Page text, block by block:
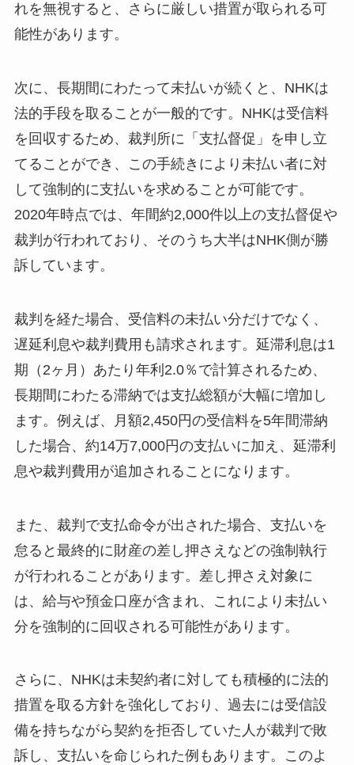
れを無視すると、さらに厳しい措置が取られる可
能性があります。
次に、長期間にわたって未払いが続くと、NHKは
法的手段を取ることが一般的です。NHKは受信料
を回収するため、裁判所に「支払督促」を申し立
てることができ、この手続きにより未払い者に対
して強制的に支払いを求めることが可能です。
2020年時点では、年間約2,000件以上の支払督促や
裁判が行われており、そのうち大半はNHK側が勝
訴しています。
裁判を経た場合、受信料の未払い分だけでなく、
遅延利息や裁判費用も請求されます。延滞利息は1
期（2ヶ月）あたり年利2.0％で計算されるため、
長期間にわたる滞納では支払総額が大幅に増加し
ます。例えば、月額2,450円の受信料を5年間滞納
した場合、約14万7,000円の支払いに加え、延滞利
息や裁判費用が追加されることになります。
また、裁判で支払命令が出された場合、支払いを
怠ると最終的に財産の差し押さえなどの強制執行
が行われることがあります。差し押さえ対象に
は、給与や預金口座が含まれ、これにより未払い
分を強制的に回収される可能性があります。
さらに、NHKは未契約者に対しても積極的に法的
措置を取る方針を強化しており、過去には受信設
備を持ちながら契約を拒否していた人が裁判で敗
訴し、支払いを命じられた例もあります。このよ